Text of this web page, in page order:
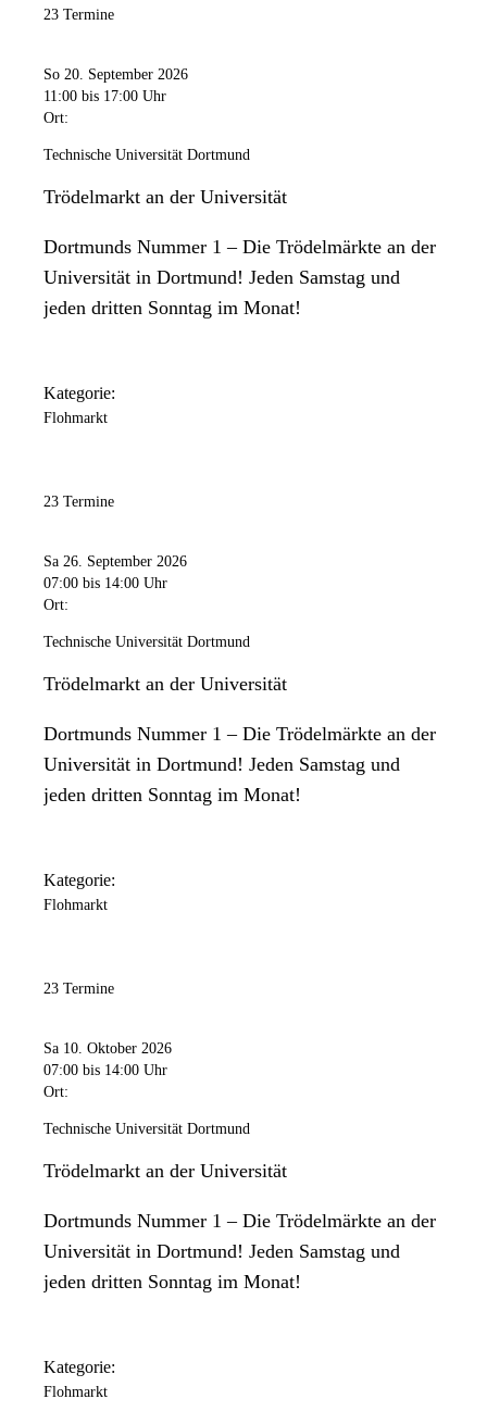
23 Termine
So 20. September 2026
11:00 bis 17:00 Uhr
Ort:
Technische Universität Dortmund
Trödelmarkt an der Universität
Dortmunds Nummer 1 – Die Trödelmärkte an der
Universität in Dortmund! Jeden Samstag und
jeden dritten Sonntag im Monat!
Kategorie:
Flohmarkt
23 Termine
Sa 26. September 2026
07:00 bis 14:00 Uhr
Ort:
Technische Universität Dortmund
Trödelmarkt an der Universität
Dortmunds Nummer 1 – Die Trödelmärkte an der
Universität in Dortmund! Jeden Samstag und
jeden dritten Sonntag im Monat!
Kategorie:
Flohmarkt
23 Termine
Sa 10. Oktober 2026
07:00 bis 14:00 Uhr
Ort:
Technische Universität Dortmund
Trödelmarkt an der Universität
Dortmunds Nummer 1 – Die Trödelmärkte an der
Universität in Dortmund! Jeden Samstag und
jeden dritten Sonntag im Monat!
Kategorie:
Flohmarkt